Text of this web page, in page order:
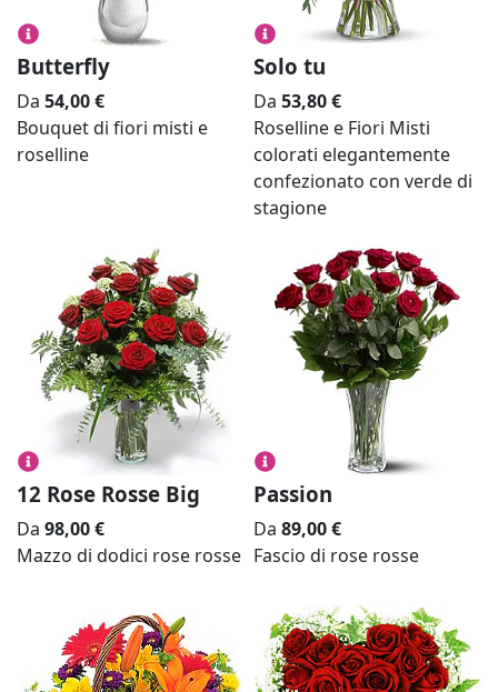
Butterfly
Da 54,00€
Bouquet di fiori misti e
roselline
Solo tu
Da 53,80€
Roselline e Fiori Misti
colorati elegantemente
confezionato con verde di
stagione
12 Rose Rosse Big
Da 98,00€
Mazzo di dodici rose rosse
Passion
Da 89,00€
Fascio di rose rosse